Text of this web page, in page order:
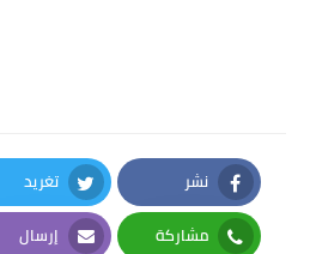
نشر
Facebook
تغريد
Twitter
مشاركة إرسال